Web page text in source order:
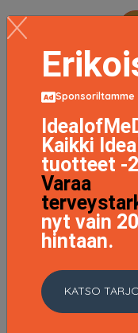
Sponsoriltamme
Kaikki
tuotteet -
Varaa
nyt vain
hintaan.
KATSO